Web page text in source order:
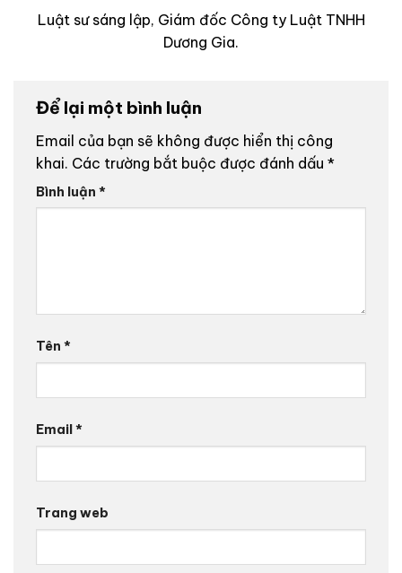
Luật sư sáng lập, Giám đốc Công ty Luật TNHH
Dương Gia.
Để lại một bình luận
Email của bạn sẽ không được hiển thị công
khai. Các trường bắt buộc được đánh dấu *
Bình luận *
Tên *
Email*
Trang web